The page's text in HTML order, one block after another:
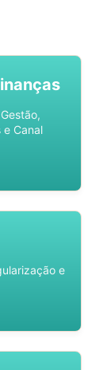
e Canal
e